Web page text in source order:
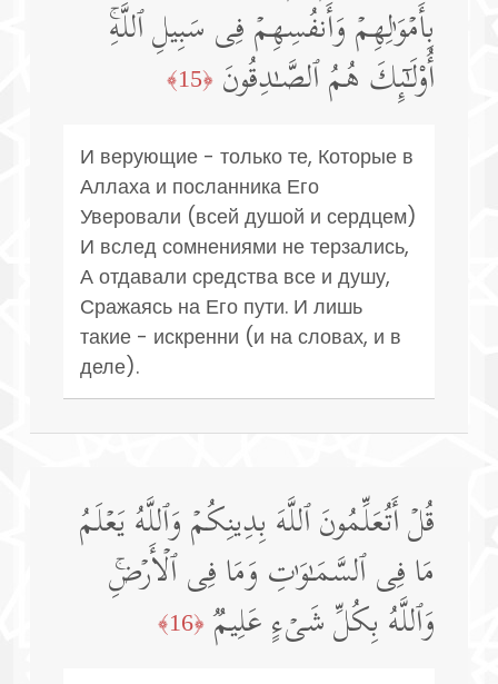
بِأَمۡوَ ٰ⁠لِهِمۡ وَأَنفُسِهِمۡ فِی سَبِیلِ ٱللَّهِۚ
أُو۟لَـٰۤىِٕكَ هُمُ ٱلصَّـٰدِقُونَ ﴿15﴾
И верующие - только те, Которые в
Аллаха и посланника Его
Уверовали (всей душой и сердцем)
И вслед сомнениями не терзались,
А отдавали средства все и душу,
Сражаясь на Его пути. И лишь
такие - искренни (и на словах, и в
деле).
قُلۡ أَتُعَلِّمُونَ ٱللَّهَ بِدِینِكُمۡ وَٱللَّهُ یَعۡلَمُ
مَا فِی ٱلسَّمَـٰوَ ٰ⁠تِ وَمَا فِی ٱلۡأَرۡضِۚ
وَٱللَّهُ بِكُلِّ شَیۡءٍ عَلِیمࣱ ﴿16﴾